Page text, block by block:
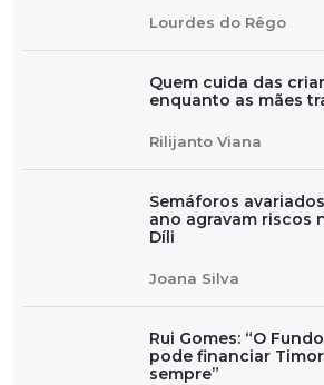
Lourdes do Rêgo
Quem cuida das
enquanto as mães
Rilijanto Viana
Semáforos
ano agravam riscos
Díli
Joana Silva
Rui Gomes: “O
pode financiar
sempre”